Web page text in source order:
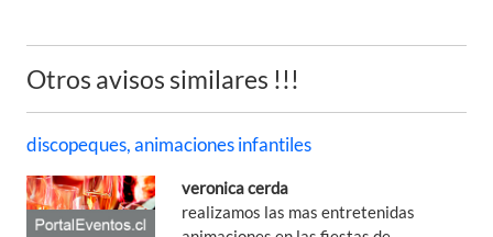
Otros avisos similares !!!
discopeques, animaciones infantiles
veronica cerda
realizamos las mas entretenidas